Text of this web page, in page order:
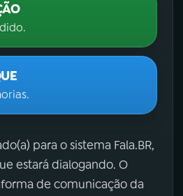
para o sistema Fala.BR,
estará dialogando. O
de comunicação da